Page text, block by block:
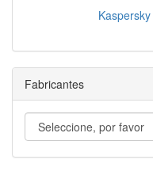
Fabricantes